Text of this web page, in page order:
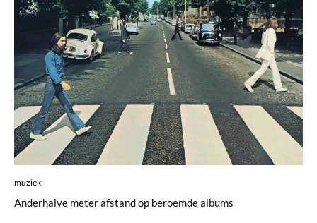
muziek
Anderhalve meter afstand op beroemde albums